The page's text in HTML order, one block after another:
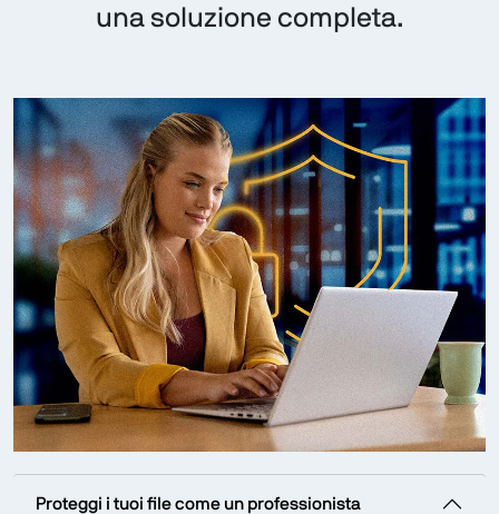
una soluzione completa.
Proteggi i tuoi file come un professionista